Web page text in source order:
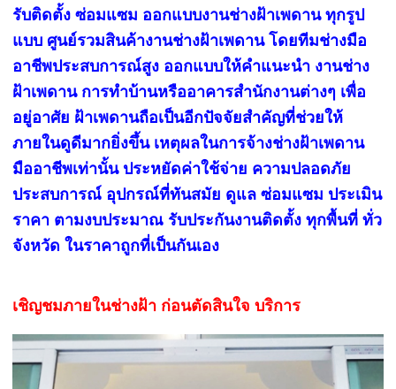
รับติดตั้ง ซ่อมแซม ออกแบบงานช่างฝ้าเพดาน ทุกรูป
แบบ ศูนย์รวมสินค้างานช่างฝ้าเพดาน โดยทีมช่างมือ
อาชีพประสบการณ์สูง ออกแบบให้คำแนะนำ งานช่าง
ฝ้าเพดาน การทำบ้านหรืออาคารสำนักงานต่างๆ เพื่อ
อยู่อาศัย ฝ้าเพดานถือเป็นอีกปัจจัยสำคัญที่ช่วยให้
ภายในดูดีมากยิ่งขึ้น เหตุผลในการจ้างช่างฝ้าเพดาน
มืออาชีพเท่านั้น ประหยัดค่าใช้จ่าย ความปลอดภัย
ประสบการณ์ อุปกรณ์ที่ทันสมัย ดูแล ซ่อมแซม ประเมิน
ราคา ตามงบประมาณ รับประกันงานติดตั้ง ทุกพื้นที่ ทั่ว
จังหวัด ในราคาถูกที่เป็นกันเอง
เชิญชมภายในช่างฝ้า ก่อนตัดสินใจ บริการ